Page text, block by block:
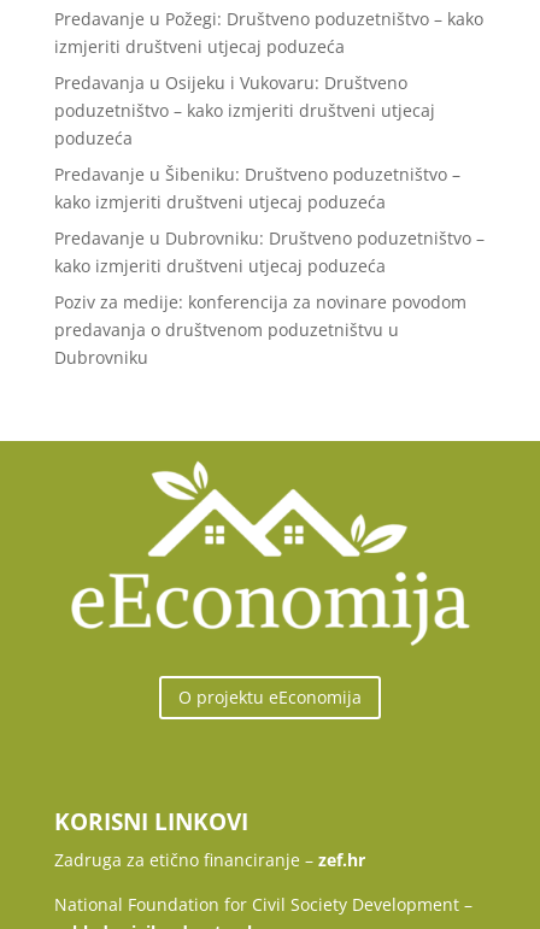
Predavanje u Požegi: Društveno poduzetništvo – kako
izmjeriti društveni utjecaj poduzeća
Predavanja u Osijeku i Vukovaru: Društveno
poduzetništvo – kako izmjeriti društveni utjecaj
poduzeća
Predavanje u Šibeniku: Društveno poduzetništvo –
kako izmjeriti društveni utjecaj poduzeća
Predavanje u Dubrovniku: Društveno poduzetništvo –
kako izmjeriti društveni utjecaj poduzeća
Poziv za medije: konferencija za novinare povodom
predavanja o društvenom poduzetništvu u
Dubrovniku
O projektu eEconomija
KORISNI LINKOVI
Zadruga za etično financiranje – zef.hr
National Foundation for Civil Society Development –